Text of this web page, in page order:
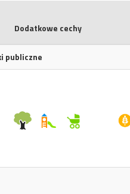
Dodatkowe cechy
publiczne